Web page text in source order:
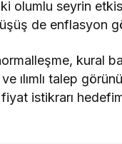
olumlu seyrin
de enflasyon
kural
ılımlı talep
istikrarı